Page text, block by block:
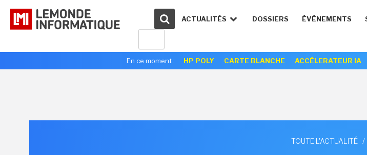
ACTUALITÉS DOSSIERS ÉVÉNEMENTS
En ce moment : HP POLY CARTE BLANCHE ACCÉLERATEUR IA
TOUTE L'ACTUALITÉ /